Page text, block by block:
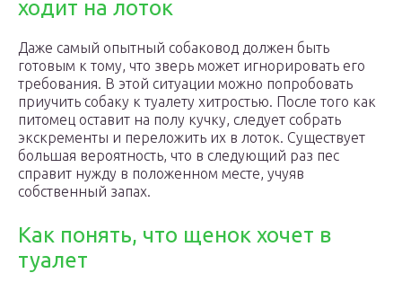
ходит на лоток
Даже самый опытный собаковод должен быть
готовым к тому, что зверь может игнорировать его
требования. В этой ситуации можно попробовать
приучить собаку к туалету хитростью. После того как
питомец оставит на полу кучку, следует собрать
экскременты и переложить их в лоток. Существует
большая вероятность, что в следующий раз пес
справит нужду в положенном месте, учуяв
собственный запах.
Как понять, что щенок хочет в
туалет